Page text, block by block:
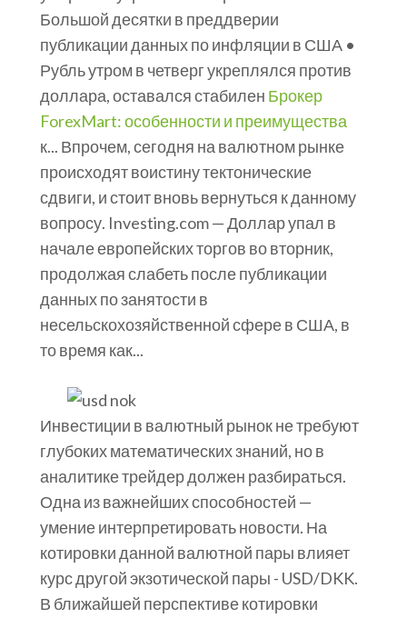
Большой десятки в преддверии
публикации данных по инфляции в США •
Рубль утром в четверг укреплялся против
доллара, оставался стабилен Брокер
ForexMart: особенности и преимущества
к... Впрочем, сегодня на валютном рынке
происходят воистину тектонические
сдвиги, и стоит вновь вернуться к данному
вопросу. Investing.com — Доллар упал в
начале европейских торгов во вторник,
продолжая слабеть после публикации
данных по занятости в
несельскохозяйственной сфере в США, в
то время как...
Инвестиции в валютный рынок не требуют
глубоких математических знаний, но в
аналитике трейдер должен разбираться.
Одна из важнейших способностей —
умение интерпретировать новости. На
котировки данной валютной пары влияет
курс другой экзотической пары - USD/DKK.
В ближайшей перспективе котировки